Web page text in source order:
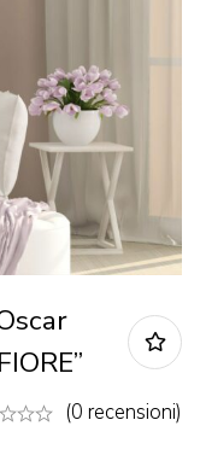
(0 recensioni)